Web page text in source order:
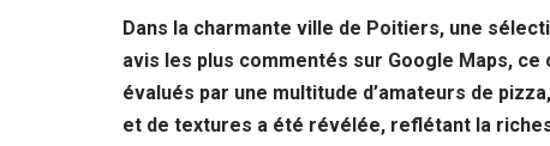
Dans la charmante ville de Poitiers, une
avis les plus commentés sur Google Maps,
évalués par une multitude d’amateurs de
et de textures a été révélée, reflétant la
Experience
Afin que notre